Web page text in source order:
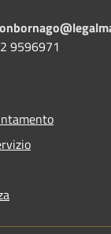
9596971